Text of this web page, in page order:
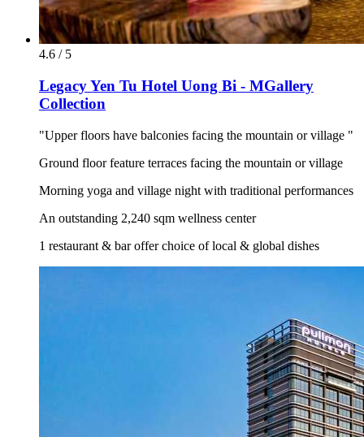
4.6 / 5
Legacy Yen Tu Hotel Uong Bi - MGallery
Collection
"Upper floors have balconies facing the mountain or village "
Ground floor feature terraces facing the mountain or village
Morning yoga and village night with traditional performances
An outstanding 2,240 sqm wellness center
1 restaurant & bar offer choice of local & global dishes